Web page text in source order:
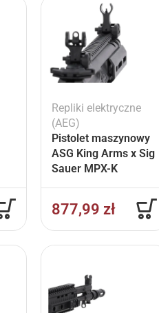
Repliki elektryczne
(AEG)
Pistolet maszynowy
ASG King Arms x Sig
Sauer MPX-K
877,99 zł